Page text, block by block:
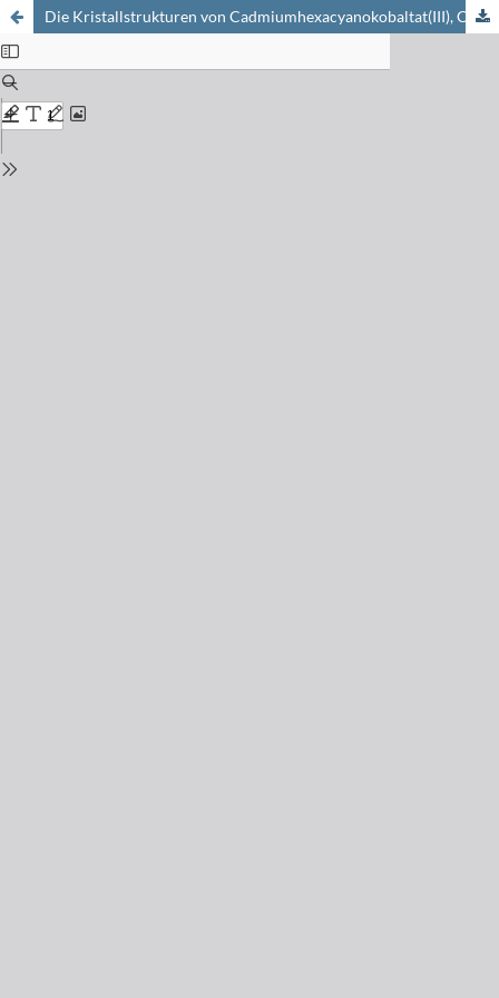
Die Kristallstrukturen von Cadmiumhexacyanokobaltat(III), Cd3[Co(CN)